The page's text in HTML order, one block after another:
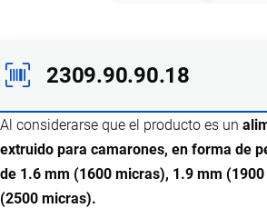
2309.90.90.18
Al considerarse que el producto es un
extruido para camarones, en forma de
de 1.6 mm (1600 micras), 1.9 mm
(2500 micras).